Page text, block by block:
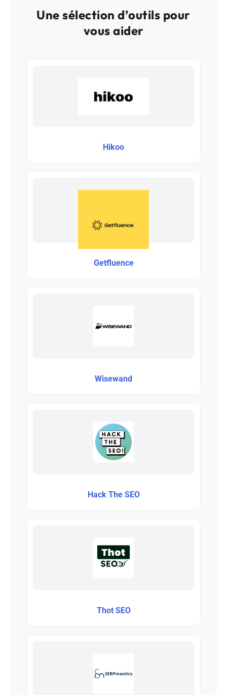
Une sélection d’outils pour
vous aider
Hikoo
Getfluence
Wisewand
Hack The SEO
Thot SEO